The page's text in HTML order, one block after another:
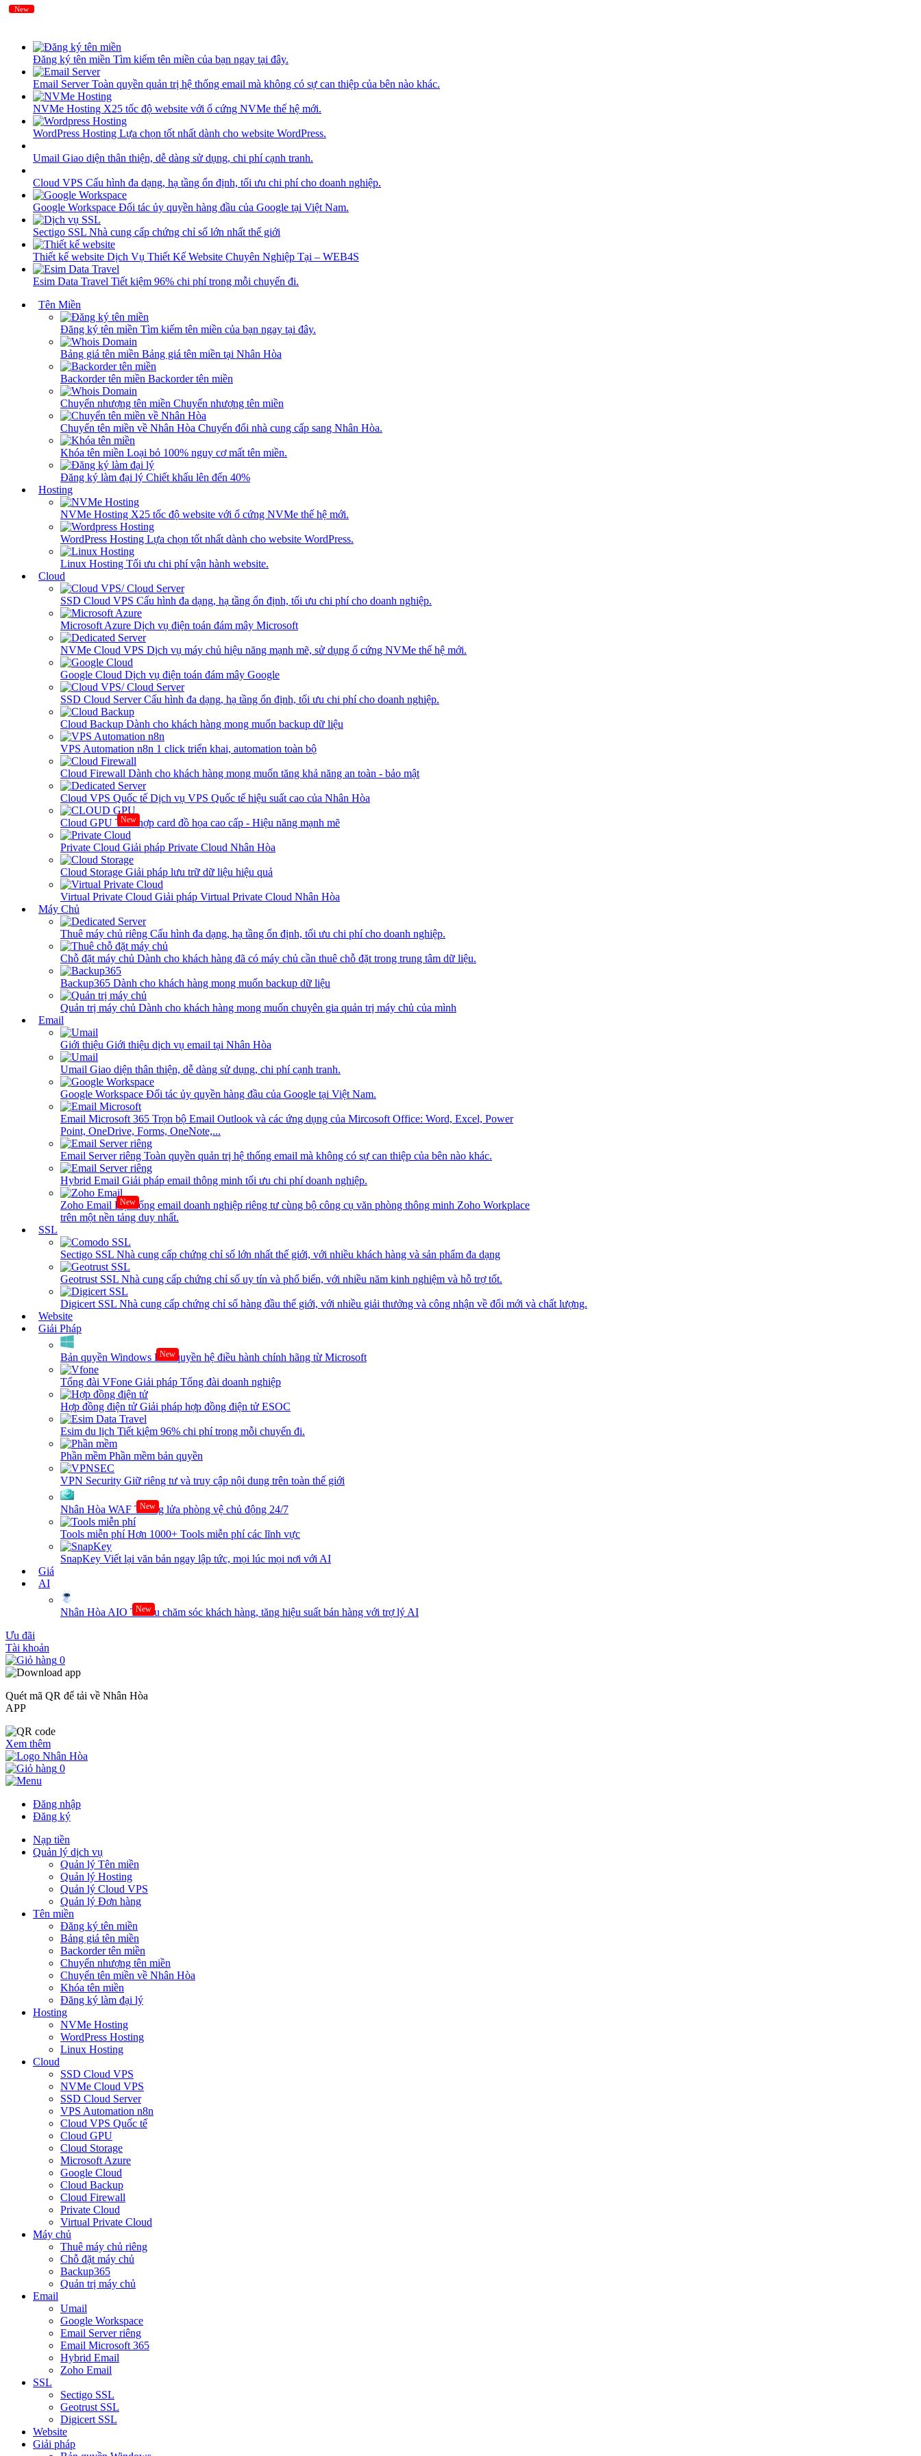
Đăng ký tên miền Tìm kiếm tên miền của bạn ngay tại đây.
Email ServerToàn quyền quản trị hệ thống email mà không có sự can thiệp của bên nào khác.
NVMe Hosting X25 tốc độ website với ổ cứng NVMe thế hệ mới.
WordPress Hosting Lựa chọn tốt nhất dành cho website WordPress.
Umail Giao diện thân thiện, dễ dàng sử dụng, chi phí cạnh tranh.
Cloud VPS Cấu hình đa dạng, hạ tầng ổn định, tối ưu chi phí cho doanh nghiệp.
Google Workspace Đối tác ủy quyền hàng đầu của Google tại Việt Nam.
Sectigo SSL Nhà cung cấp chứng chỉ số lớn nhất thế giới
Thiết kế website Dịch Vụ Thiết Kế Website Chuyên Nghiệp Tại – WEB4S
Esim Data Travel Tiết kiệm 96% chi phí trong mỗi chuyến đi.
Tên Miền
Đăng ký tên miền Tìm kiếm tên miền của bạn ngay tại đây.
Bảng giá tên miền Bảng giá tên miền tại Nhân Hòa
Backorder tên miền Backorder tên miền
Chuyển nhượng tên miền Chuyển nhượng tên miền
Chuyển tên miền về Nhân Hòa Chuyển đổi nhà cung cấp sang Nhân Hòa.
Khóa tên miền Loại bỏ 100% nguy cơ mất tên miền.
Đăng ký làm đại lý Chiết khấu lên đến 40%
Hosting
NVMe Hosting X25 tốc độ website với ổ cứng NVMe thế hệ mới.
WordPress Hosting Lựa chọn tốt nhất dành cho website WordPress.
Linux Hosting Tối ưu chi phí vận hành website.
New
Cloud
SSD Cloud VPS Cấu hình đa dạng, hạ tầng ổn định, tối ưu chi phí cho doanh nghiệp.
Microsoft Azure Dịch vụ điện toán đám mây Microsoft
NVMe Cloud VPS Dịch vụ máy chủ hiệu năng mạnh mẽ, sử dụng ổ cứng NVMe thế hệ mới.
Google Cloud Dịch vụ điện toán đám mây Google
SSD Cloud ServerCấu hình đa dạng, hạ tầng ổn định, tối ưu chi phí cho doanh nghiệp.
Cloud Backup Dành cho khách hàng mong muốn backup dữ liệu
VPS Automation n8n 1 click triển khai, automation toàn bộ
Cloud Firewall Dành cho khách hàng mong muốn tăng khả năng an toàn - bảo mật
Cloud VPS Quốc tế Dịch vụ VPS Quốc tế hiệu suất cao của Nhân Hòa
Cloud GPU New
Tích hợp card đồ họa cao cấp - Hiệu năng mạnh mẽ
Private Cloud Giải pháp Private Cloud Nhân Hòa
Cloud Storage Giải pháp lưu trữ dữ liệu hiệu quả
Virtual Private Cloud Giải pháp Virtual Private Cloud Nhân Hòa
Máy Chủ
Thuê máy chủ riêng Cấu hình đa dạng, hạ tầng ổn định, tối ưu chi phí cho doanh nghiệp.
Chỗ đặt máy chủ Dành cho khách hàng đã có máy chủ cần thuê chỗ đặt trong trung tâm dữ liệu.
Backup365 Dành cho khách hàng mong muốn backup dữ liệu
Quản trị máy chủ Dành cho khách hàng mong muốn chuyên gia quản trị máy chủ của mình
New
Email
Giới thiệu Giới thiệu dịch vụ email tại Nhân Hòa
Umail Giao diện thân thiện, dễ dàng sử dụng, chi phí cạnh tranh.
Google Workspace Đối tác ủy quyền hàng đầu của Google tại Việt Nam.
Email Microsoft 365 Trọn bộ Email Outlook và các ứng dụng của Mircosoft Office: Word, Excel, Power
Point, OneDrive, Forms, OneNote,...
Email Server riêng Toàn quyền quản trị hệ thống email mà không có sự can thiệp của bên nào khác.
Hybrid Email Giải pháp email thông minh tối ưu chi phí doanh nghiệp.
Zoho Email New
Hệ thống email doanh nghiệp riêng tư cùng bộ công cụ văn phòng thông minh Zoho Workplace
trên một nền tảng duy nhất.
SSL
Sectigo SSL Nhà cung cấp chứng chỉ số lớn nhất thế giới, với nhiều khách hàng và sản phẩm đa dạng
Geotrust SSL Nhà cung cấp chứng chỉ số uy tín và phổ biến, với nhiều năm kinh nghiệm và hỗ trợ tốt.
Digicert SSL Nhà cung cấp chứng chỉ số hàng đầu thế giới, với nhiều giải thưởng và công nhận về đổi mới và chất lượng.
Website
Giải Pháp
Bản quyền Windows New
Bản quyền hệ điều hành chính hãng từ Microsoft
Tổng đài VFone Giải pháp Tổng đài doanh nghiệp
Hợp đồng điện tử Giải pháp hợp đồng điện tử ESOC
Esim du lịch Tiết kiệm 96% chi phí trong mỗi chuyến đi.
Phần mềm Phần mềm bản quyền
VPN Security Giữ riêng tư và truy cập nội dung trên toàn thế giới
Nhân Hòa WAF New
Tường lửa phòng vệ chủ động 24/7
Tools miễn phíHơn 1000+ Tools miễn phí các lĩnh vực
SnapKey Viết lại văn bản ngay lập tức, mọi lúc mọi nơi với AI
Giá
AI
Nhân Hòa AIO New
Tối ưu chăm sóc khách hàng, tăng hiệu suất bán hàng với trợ lý AI
Ưu đãi
Tài khoản
0
Quét mã QR để tải về Nhân Hòa
APP
Xem thêm
0
Đăng nhập
Đăng ký
Nạp tiền
Quản lý dịch vụ
Quản lý Tên miền
Quản lý Hosting
Quản lý Cloud VPS
Quản lý Đơn hàng
Tên miền
Đăng ký tên miền
Bảng giá tên miền
Backorder tên miền
Chuyển nhượng tên miền
Chuyển tên miền về Nhân Hòa
Khóa tên miền
Đăng ký làm đại lý
Hosting
NVMe Hosting
WordPress Hosting
Linux Hosting
Cloud
SSD Cloud VPS
NVMe Cloud VPS
SSD Cloud Server
VPS Automation n8n
Cloud VPS Quốc tế
Cloud GPU
Cloud Storage
Microsoft Azure
Google Cloud
Cloud Backup
Cloud Firewall
Private Cloud
Virtual Private Cloud
Máy chủ
Thuê máy chủ riêng
Chỗ đặt máy chủ
Backup365
Quản trị máy chủ
Email
Umail
Google Workspace
Email Server riêng
Email Microsoft 365
Hybrid Email
Zoho Email
SSL
Sectigo SSL
Geotrust SSL
Digicert SSL
Website
Giải pháp